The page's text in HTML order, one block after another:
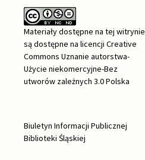
Materiały dostępne na tej witrynie
są dostępne na licencji Creative
Commons Uznanie autorstwa-
Użycie niekomercyjne-Bez
utworów zależnych 3.0 Polska
Biuletyn Informacji Publicznej
Biblioteki Śląskiej